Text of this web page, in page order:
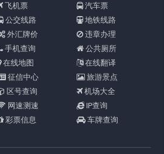
飞机票
汽车票
公交线路
地铁线路
外汇牌价
违章办理
手机查询
公共厕所
在线地图
在线翻译
征信中心
旅游景点
区号查询
机场大全
网速测速
IP查询
彩票信息 车牌查询